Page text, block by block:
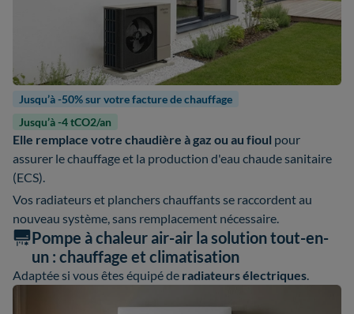
Jusqu’à -50% sur votre facture de chauffage
Jusqu’à -4 tCO2/an
Elle remplace votre chaudière à gaz ou au fioul pour
assurer le chauffage et la production d'eau chaude sanitaire
(ECS).
Vos radiateurs et planchers chauffants se raccordent au
nouveau système, sans remplacement nécessaire.
Pompe à chaleur air-air la solution tout-en-
un : chauffage et climatisation
Adaptée si vous êtes équipé de radiateurs électriques